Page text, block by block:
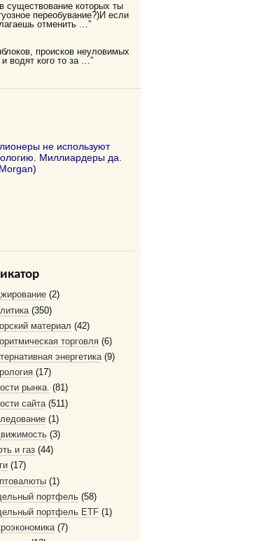
существование которых ты
переобувание?)И если
отменить …”
происков неуловимых
водят кого то за …”
не используют
Миллиардеры да.
(2)
(350)
материал (42)
торговля (6)
энергетика(9)
(17)
рынка. (81)
сайта (511)
(1)
(3)
и газ (44)
(17)
(1)
портфель (58)
портфель ETF (1)
(7)